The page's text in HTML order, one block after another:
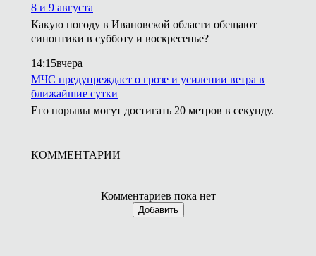
8 и 9 августа
Какую погоду в Ивановской области обещают
синоптики в субботу и воскресенье?
14:15вчера
МЧС предупреждает о грозе и усилении ветра в
ближайшие сутки
Его порывы могут достигать 20 метров в секунду.
КОММЕНТАРИИ
Комментариев пока нет
Добавить